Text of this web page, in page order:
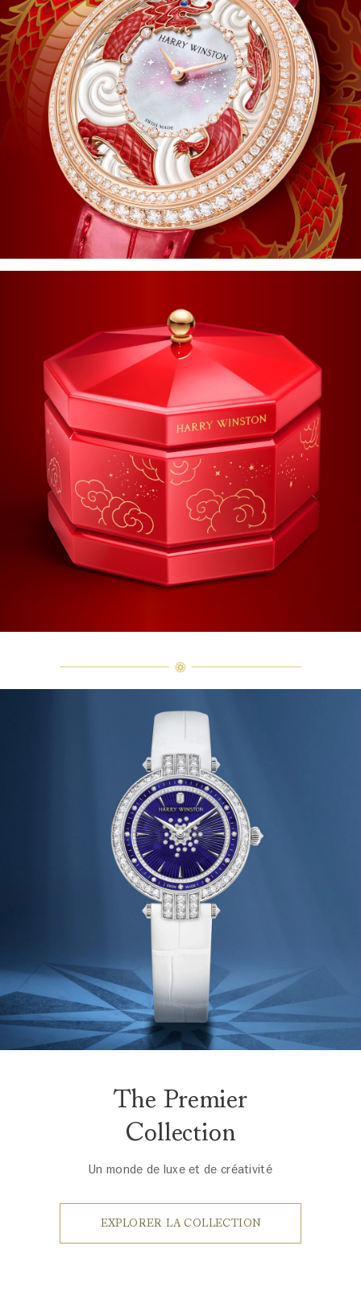
The Premier
Collection
Un monde de luxe et de créativité
EXPLORER LA COLLECTION